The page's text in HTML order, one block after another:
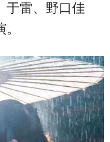
于雷、野口佳